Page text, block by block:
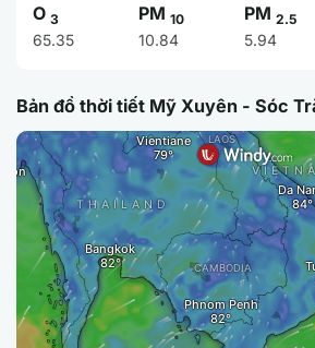
O 3
65.35
PM 10
10.84
PM 2.5
5.94
Bản đồ thời tiết Mỹ Xuyên - Sóc